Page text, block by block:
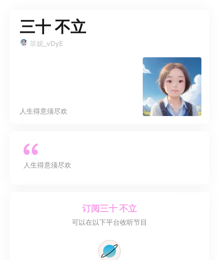
三十 不立
菲妮_vDyE
人生得意须尽欢
人生得意须尽欢
订阅 三十 不立
可以在以下平台收听节目